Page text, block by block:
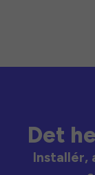
Det
Installér,